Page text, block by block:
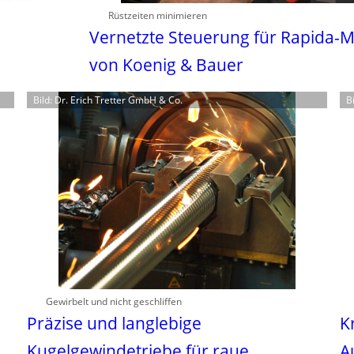
Rüstzeiten minimieren
Vernetzte Steuerung für Rapida-
von Koenig & Bauer
Bild: Dr. Erich Tretter GmbH & Co.
Gewirbelt und nicht geschliffen
Präzise und langlebige